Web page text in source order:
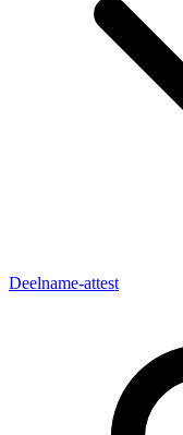
Deelname-attest